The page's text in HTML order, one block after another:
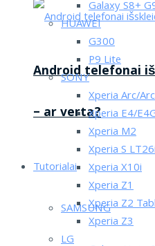
Android telefonai
– ar verta?
Tutorialai
SAMSUNG
Galaxy S8+
HUAWEI
G300
P9 Lite
SONY
Xperia Arc/
Xperia E4/
Xperia M2
Xperia S
Xperia X10i
Xperia Z1
Xperia Z2
Xperia Z3
LG